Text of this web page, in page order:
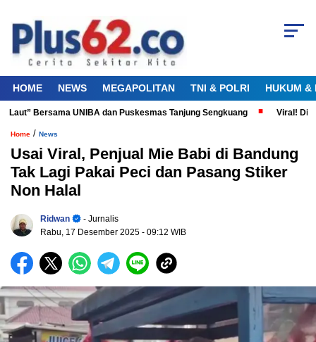
HOME NEWS MEGAPOLITAN TNI & POLRI HUKUM &
Bersama UNIBA dan Puskesmas Tanjung Sengkuang Viral!
Home / News
Usai Viral, Penjual Mie Babi di Bandung
Tak Lagi Pakai Peci dan Pasang Stiker
Non Halal
Ridwan
- Jurnalis
Rabu, 17 Desember 2025 - 09:12 WIB